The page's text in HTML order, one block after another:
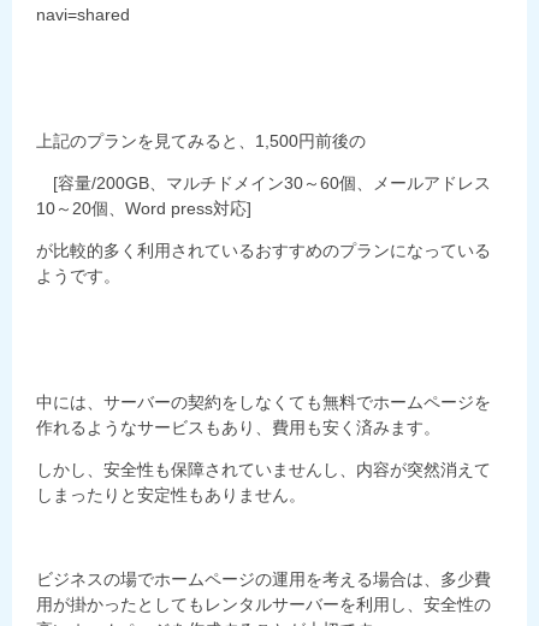
navi=shared
上記のプランを見てみると、1,500円前後の
[容量/200GB、マルチドメイン30～60個、メールアドレス
10～20個、Word press対応]
が比較的多く利用されているおすすめのプランになっている
ようです。
中には、サーバーの契約をしなくても無料でホームページを
作れるようなサービスもあり、費用も安く済みます。
しかし、安全性も保障されていませんし、内容が突然消えて
しまったりと安定性もありません。
ビジネスの場でホームページの運用を考える場合は、多少費
用が掛かったとしてもレンタルサーバーを利用し、安全性の